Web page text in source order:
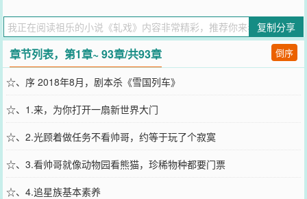
朋友推荐哦！
复制分享
章节列表，第1章~ 93章/共93章 倒序
☆、序 2018年8月，剧本杀《雪国列车》
☆、1.来，为你打开一扇新世界大门
☆、2.光顾着做任务不看帅哥，约等于玩了个寂寞
☆、3.看帅哥就像动物园看熊猫，珍稀物种都要门票
☆、4.追星族基本素养